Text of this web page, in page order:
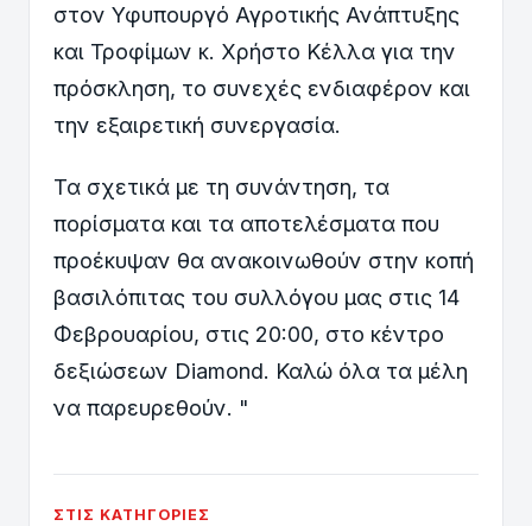
στον Υφυπουργό Αγροτικής Ανάπτυξης
και Τροφίμων κ. Χρήστο Κέλλα για την
πρόσκληση, το συνεχές ενδιαφέρον και
την εξαιρετική συνεργασία.
Τα σχετικά με τη συνάντηση, τα
πορίσματα και τα αποτελέσματα που
προέκυψαν θα ανακοινωθούν στην κοπή
βασιλόπιτας του συλλόγου μας στις 14
Φεβρουαρίου, στις 20:00, στο κέντρο
δεξιώσεων Diamond. Καλώ όλα τα μέλη
να παρευρεθούν. "
ΣΤΙΣ ΚΑΤΗΓΟΡΊΕΣ